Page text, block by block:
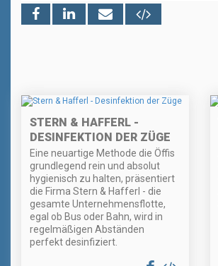
STERN & HAFFERL -
DESINFEKTION DER ZÜGE
Eine neuartige Methode die Öffis
grundlegend rein und absolut
hygienisch zu halten, präsentiert
die Firma Stern & Hafferl - die
gesamte Unternehmensflotte,
egal ob Bus oder Bahn, wird in
regelmäßigen Abständen
perfekt desinfiziert.